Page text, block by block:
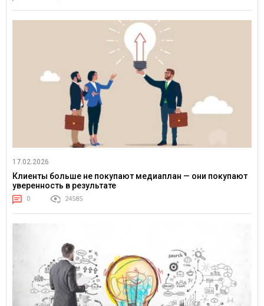
17.02.2026
Клиенты больше не покупают медиаплан — они покупают
уверенность в результате
0 24585